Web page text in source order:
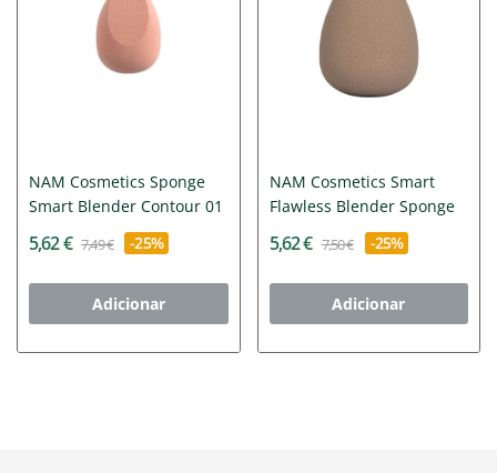
NAM Cosmetics Sponge
Smart Blender Contour 01
5,62 € 7,49 € -25%
Adicionar
NAM Cosmetics Smart
Flawless Blender Sponge
5,62 € 7,50 € -25%
Adicionar